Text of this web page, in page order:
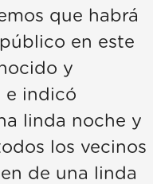
que habrá
en este
y
e indicó
linda noche y
los vecinos
de una linda